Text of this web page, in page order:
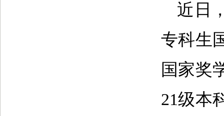
近日
专科生
国家奖
21级本